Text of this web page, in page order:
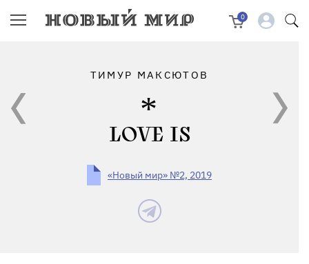
0
ТИМУР МАКСЮТОВ
LOVE IS
«Новый мир» №2, 2019